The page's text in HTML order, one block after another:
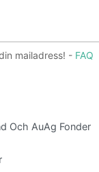
Och AuAg Fonder
mailadress! - FAQ